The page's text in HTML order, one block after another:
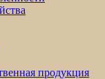
продукция